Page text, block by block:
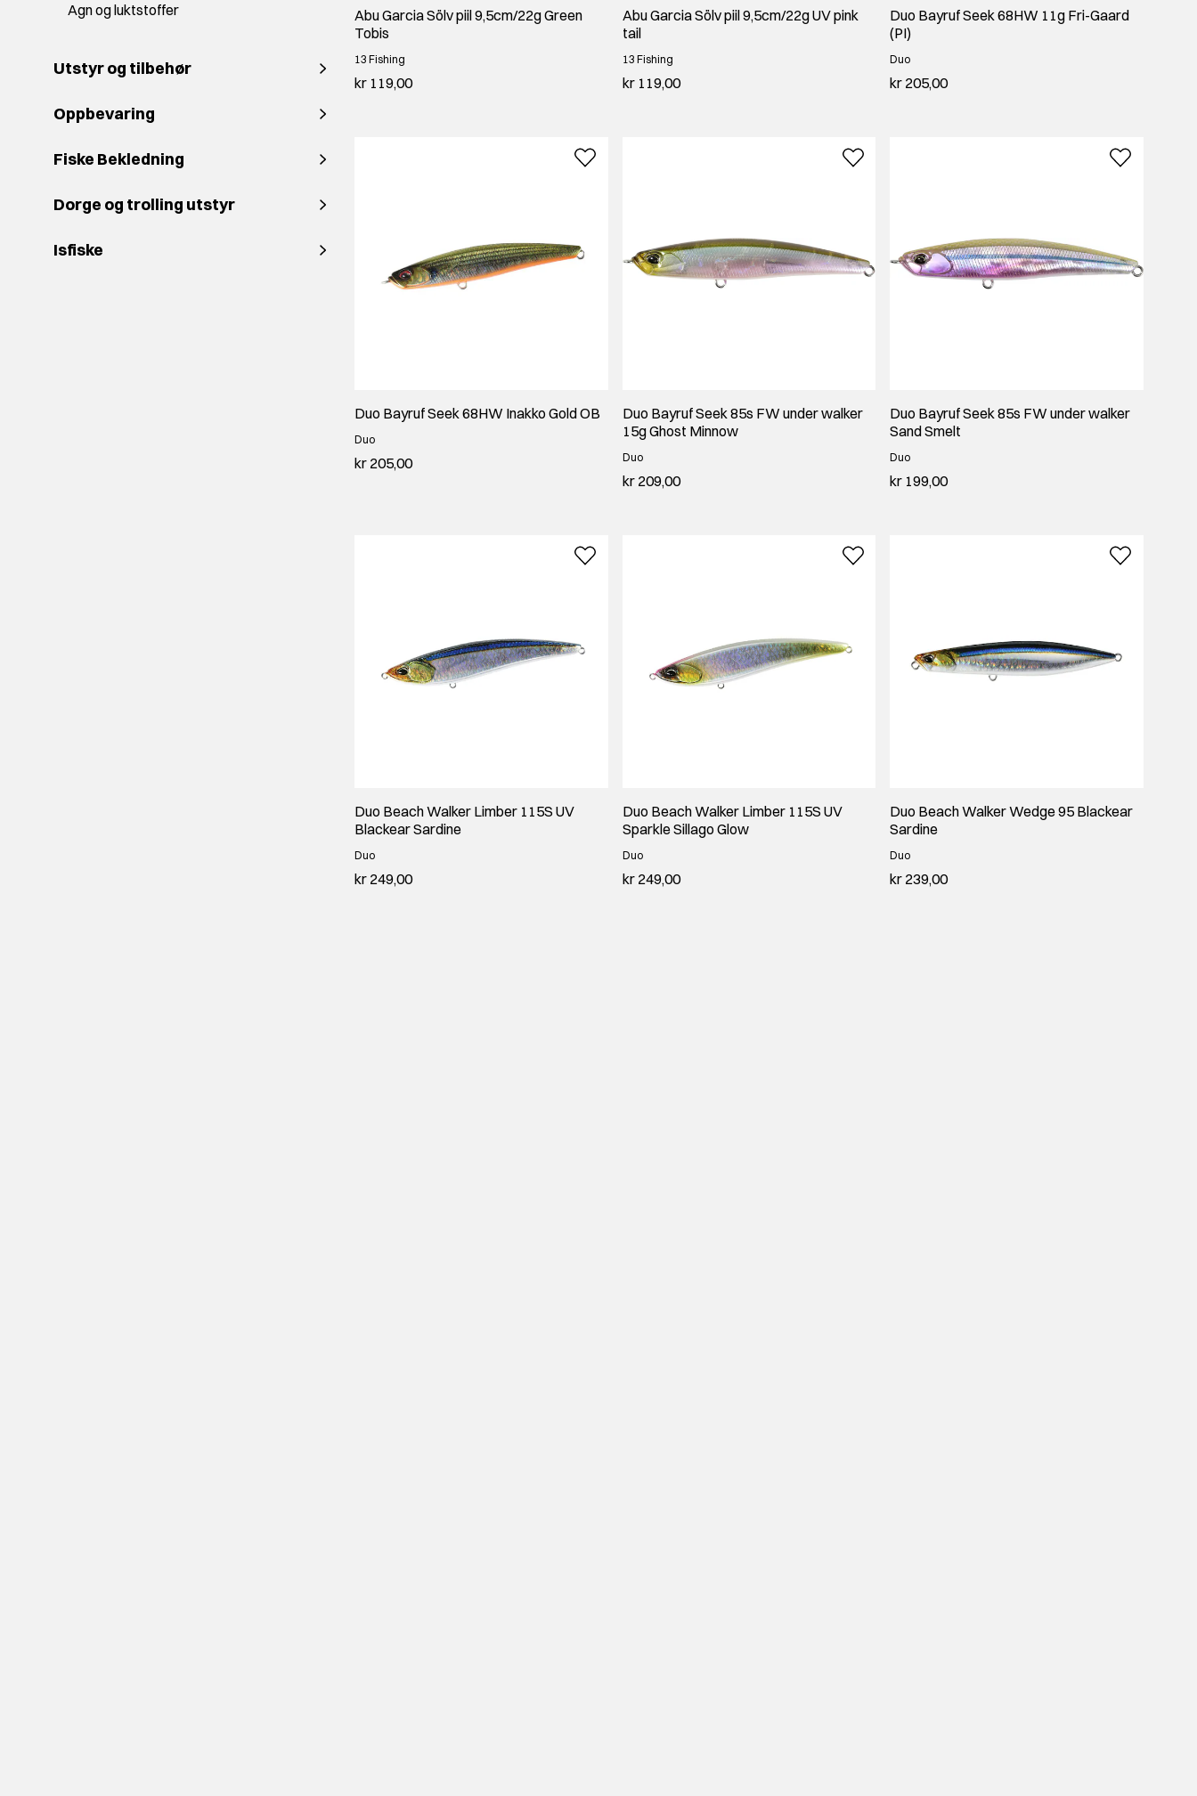
Agn og luktstoffer
Utstyr og tilbehør
Oppbevaring
Fiske Bekledning
Dorge og trolling utstyr
Isfiske
Abu Garcia Sölv piil 9,5cm/22g Green
Tobis
13 Fishing
kr 119,00
Abu Garcia Sölv piil 9,5cm/22g UV pink
tail
13 Fishing
kr 119,00
Duo Bayruf Seek 68HW 11g Fri-Gaard
(PI)
Duo
kr 205,00
Duo Bayruf Seek 68HW Inakko Gold OB
Duo
kr 205,00
Duo Bayruf Seek 85s FW under walker
15g Ghost Minnow
Duo
kr 209,00
Duo Bayruf Seek 85s FW under walker
Sand Smelt
Duo
kr 199,00
Duo Beach Walker Limber 115S UV
Blackear Sardine
Duo
kr 249,00
Duo Beach Walker Limber 115S UV
Sparkle Sillago Glow
Duo
kr 249,00
Duo Beach Walker Wedge 95 Blackear
Sardine
Duo
kr 239,00